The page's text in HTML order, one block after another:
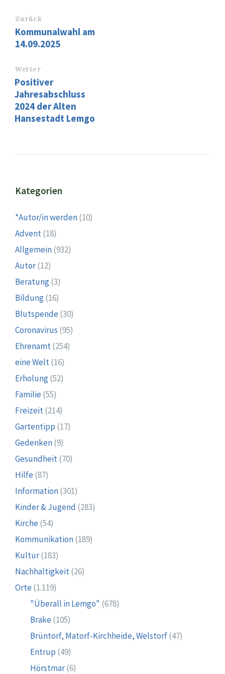
Zurück
Kommunalwahl am
14.09.2025
Weiter
Positiver
Jahresabschluss
2024 der Alten
Hansestadt Lemgo
Kategorien
*Autor/in werden(10)
Advent(18)
Allgemein(932)
Autor(12)
Beratung(3)
Bildung(16)
Blutspende (30)
Coronavirus (95)
Ehrenamt(254)
eine Welt(16)
Erholung(52)
Familie (55)
Freizeit(214)
Gartentipp (17)
Gedenken(9)
Gesundheit(70)
Hilfe (87)
Information(301)
Kinder & Jugend (283)
Kirche (54)
Kommunikation(189)
Kultur(183)
Nachhaltigkeit(26)
Orte (1.119)
"Überall in Lemgo" (678)
Brake (105)
Brüntorf, Matorf-Kirchheide, Welstorf(47)
Entrup (49)
Hörstmar(6)